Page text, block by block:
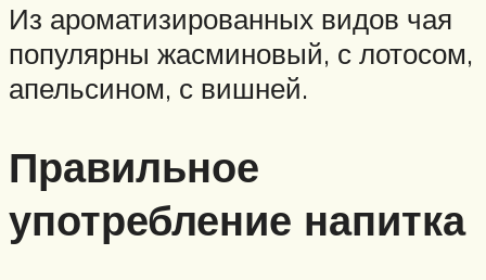
Из ароматизированных видов чая
популярны жасминовый, с лотосом,
апельсином, с вишней.
Правильное
употребление напитка